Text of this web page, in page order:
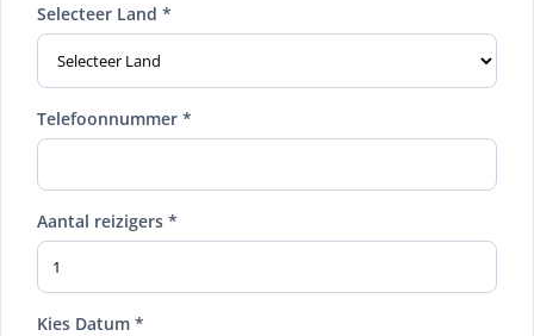
Selecteer Land *
Telefoonnummer *
Aantal reizigers *
Kies Datum *